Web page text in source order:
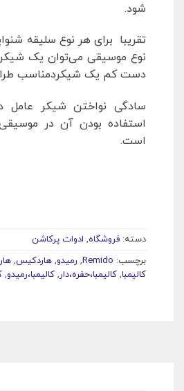
شود.
تقریبا برای هر نوع سلیقه
نوع موسیقی می‌توان یک
دست کم یک شیکردمناسب
سادگی نواختن شیکر عامل
استفاده بودن آن در
است.
دسته: فروشگاه,ادوات پرکاشن
برچسب: Remido
,رمیدو,هاردکیس ,
کالیمبا,کالیمبا،حفره،دار,کالیمبا،رمیدو,